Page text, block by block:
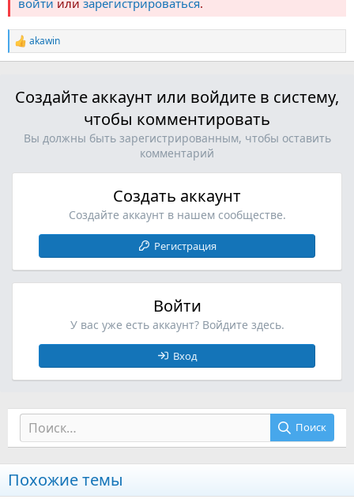
Р
е
ц
akawin
Создайте аккаунт или войдите в систему,
чтобы комментировать
Вы должны быть зарегистрированным, чтобы оставить
комментарий
Создать аккаунт
Создайте аккаунт в нашем сообществе.
Регистрация
Войти
У вас уже есть аккаунт? Войдите здесь.
Вход
Поиск
Похожие темы